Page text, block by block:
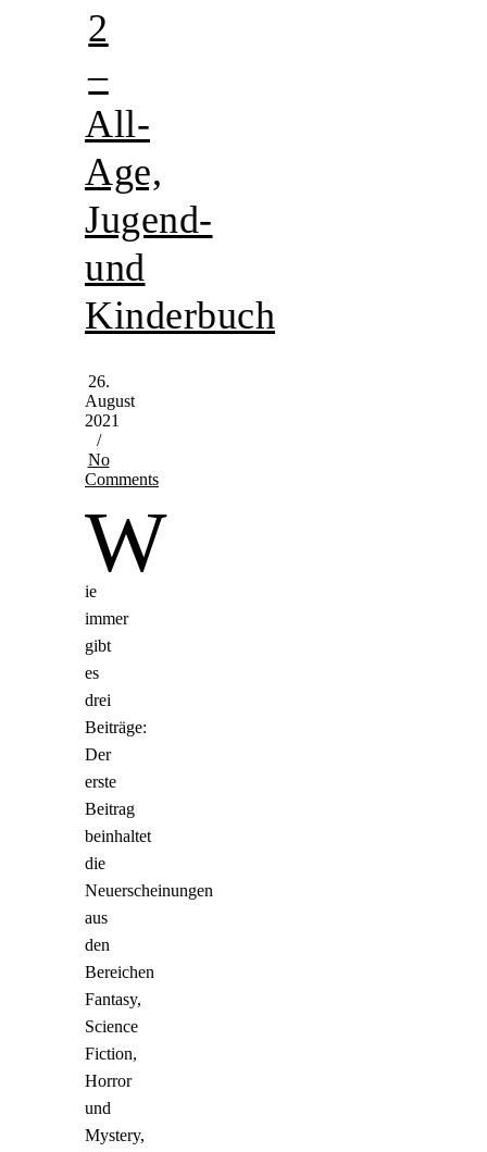
2
–
All-
Age,
Jugend-
und
Kinderbuch
26.
August
2021
/
No
Comments
W
ie
immer
gibt
es
drei
Beiträge:
Der
erste
Beitrag
beinhaltet
die
Neuerscheinungen
aus
den
Bereichen
Fantasy,
Science
Fiction,
Horror
und
Mystery,